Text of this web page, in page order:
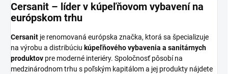
Cersanit – líder v kúpeľňovom vybavení na
európskom trhu
Cersanit je renomovaná európska značka, ktorá sa špecializuje
na výrobu a distribúciu kúpeľňového vybavenia a sanitárnych
produktov pre moderné interiéry. Spoločnosť pôsobí na
medzinárodnom trhu s poľským kapitálom a jej produkty nájdete